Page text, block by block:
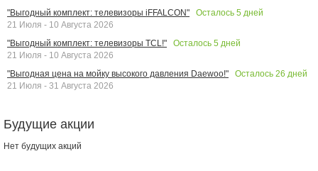
"Выгодный комплект: телевизоры iFFALCON"
Осталось 5 дней
21 Июля - 10 Августа 2026
"Выгодный комплект: телевизоры TCL!"
Осталось 5 дней
21 Июля - 10 Августа 2026
"Выгодная цена на мойку высокого давления Daewoo!"
Осталось 26 дней
21 Июля - 31 Августа 2026
Будущие акции
Нет будущих акций